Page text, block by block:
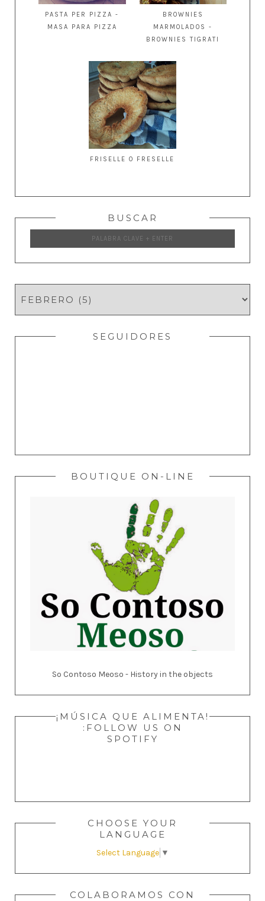
PASTA PER PIZZA -
MASA PARA PIZZA
BROWNIES
MARMOLADOS -
BROWNIES TIGRATI
FRISELLE O FRESELLE
BUSCAR
SEGUIDORES
BOUTIQUE ON-LINE
So Contoso Meoso - History in the objects
¡MÚSICA QUE ALIMENTA!
:FOLLOW US ON
SPOTIFY
CHOOSE YOUR
LANGUAGE
Select Language ▼
COLABORAMOS CON